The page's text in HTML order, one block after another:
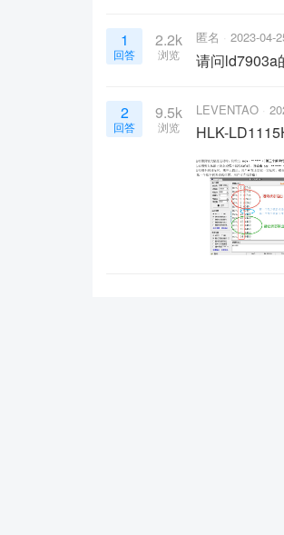
1
回答
2.2k
浏览
匿名 2023-04-
请问ld7903a
2
回答
9.5k
浏览
LEVENTAO
HLK-